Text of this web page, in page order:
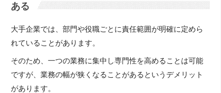
ある
大手企業では、部門や役職ごとに責任範囲が明確に定めら
れていることがあります。
そのため、一つの業務に集中し専門性を高めることは可能
ですが、業務の幅が狭くなることがあるというデメリット
があります。